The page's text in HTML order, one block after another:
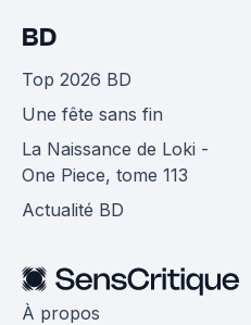
BD
Top 2026 BD
Une fête sans fin
La Naissance de Loki -
One Piece, tome 113
Actualité BD
À propos